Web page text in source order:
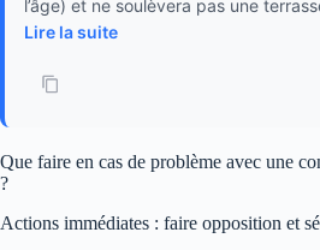
l’âge) et ne soulèvera pas une
Lire la suite
Que faire en cas de problème avec une
?
Actions immédiates : faire opposition et